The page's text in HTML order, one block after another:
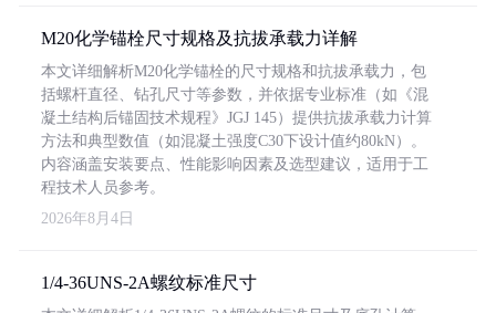
M20化学锚栓尺寸规格及抗拔承载力详解
本文详细解析M20化学锚栓的尺寸规格和抗拔承载力，包
括螺杆直径、钻孔尺寸等参数，并依据专业标准（如《混
凝土结构后锚固技术规程》JGJ 145）提供抗拔承载力计算
方法和典型数值（如混凝土强度C30下设计值约80kN）。
内容涵盖安装要点、性能影响因素及选型建议，适用于工
程技术人员参考。
2026年8月4日
1/4-36UNS-2A螺纹标准尺寸